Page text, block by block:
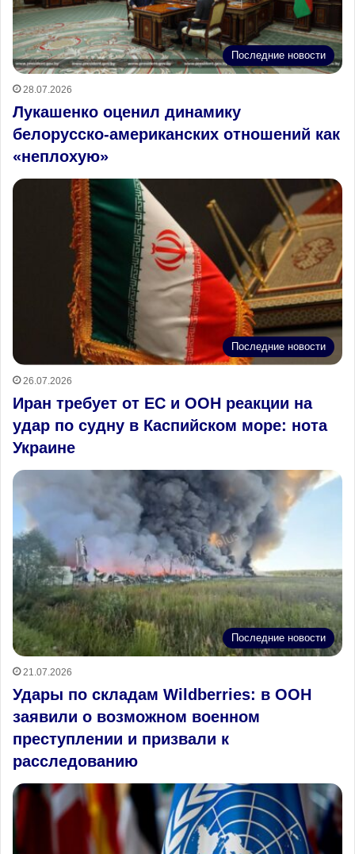
Последние новости
28.07.2026
Лукашенко оценил динамику
белорусско‑американских отношений как
«неплохую»
Последние новости
26.07.2026
Иран требует от ЕС и ООН реакции на
удар по судну в Каспийском море: нота
Украине
Последние новости
21.07.2026
Удары по складам Wildberries: в ООН
заявили о возможном военном
преступлении и призвали к
расследованию